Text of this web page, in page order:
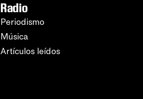
Radio
Periodismo
Música
Artículos leídos